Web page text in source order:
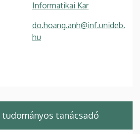
Informatikai Kar
do.hoang.anh@inf.unideb.
hu
tudományos tanácsadó